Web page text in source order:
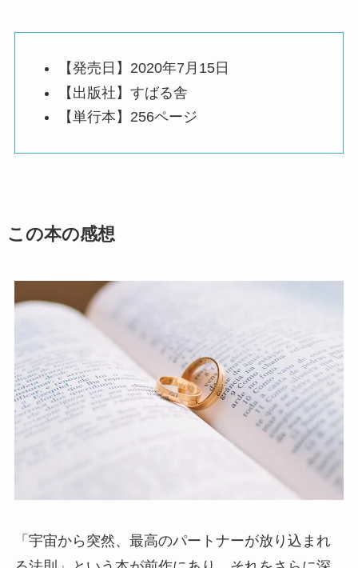
【発売日】2020年7月15日
【出版社】すばる舎
【単行本】256ページ
この本の感想
「宇宙から突然、最高のパートナーが放り込まれ